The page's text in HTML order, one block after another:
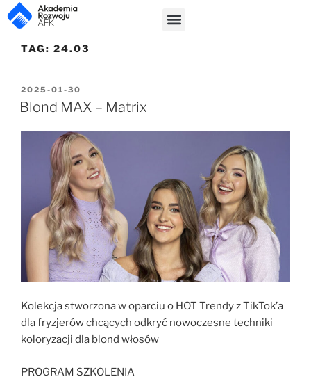
TAG: 24.03
2025-01-30
Blond MAX – Matrix
Kolekcja stworzona w oparciu o HOT Trendy z TikTok’a
dla fryzjerów chcących odkryć nowoczesne techniki
koloryzacji dla blond włosów
PROGRAM SZKOLENIA